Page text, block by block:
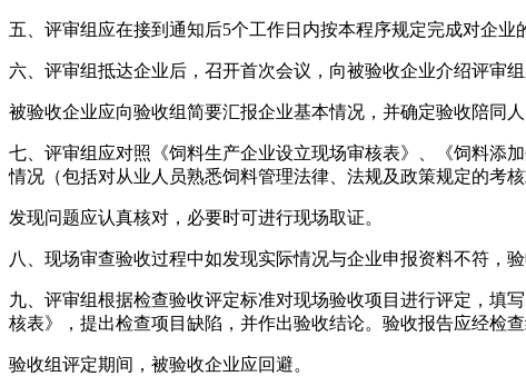
五、评审组应在接到通知后5个工作日内按本程序规定完成对企业
六、评审组抵达企业后，召开首次会议，向被验收企业介绍评审
被验收企业应向验收组简要汇报企业基本情况，并确定验收陪同人
七、评审组应对照《饲料生产企业设立现场审核表》、《饲料添
情况（包括对从业人员熟悉饲料管理法律、法规及政策规定的考核
发现问题应认真核对，必要时可进行现场取证。
八、现场审查验收过程中如发现实际情况与企业申报资料不符，
九、评审组根据检查验收评定标准对现场验收项目进行评定，填
核表》，提出检查项目缺陷，并作出验收结论。验收报告应经检查
验收组评定期间，被验收企业应回避。